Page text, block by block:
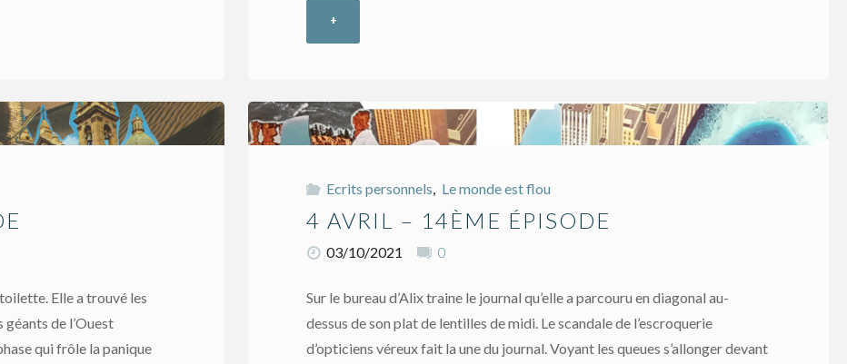
+"18
–
16ème
épisode"
Elle a trouvé les
de l’Ouest
qui frôle la panique
Ecrits personnels, Le monde est flou
4 AVRIL – 14ÈME ÉPISODE
03/10/2021 0
Sur le bureau d’Alix traine le journal qu’elle a parcouru en diagonal au-
dessus de son plat de lentilles de midi. Le scandale de l’escroquerie
d’opticiens véreux fait la une du journal. Voyant les queues s’allonger devant